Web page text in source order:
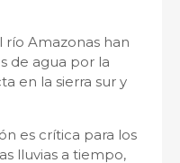
río Amazonas han
de agua por la
en la sierra sur y
es crítica para los
lluvias a tiempo,